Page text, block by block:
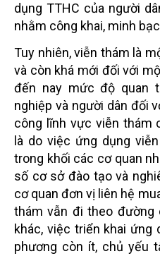
dụng TTHC của người
nhằm công khai, minh
Tuy nhiên, viễn thám là
và còn khá mới đối với
đến nay mức độ quan
nghiệp và người dân đối
công lĩnh vực viễn thám
là do việc ứng dụng
trong khối các cơ quan
số cơ sở đào tạo và
cơ quan đơn vị liên hệ
thám vẫn đi theo
khác, việc triển khai ứng
phương còn ít, chủ yếu